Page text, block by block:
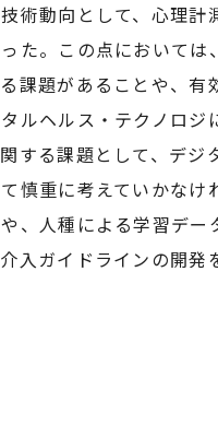
術動向として、心理
た。この点において
課題があることや、
ルヘルス・テクノロ
する課題として、デ
慎重に考えていかな
、人種による学習デ
入ガイドラインの開